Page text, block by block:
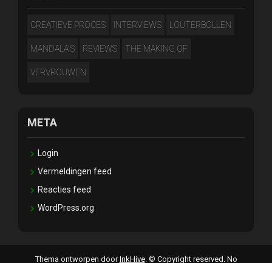
CREATIEVE PROCES INTERVIEWS LOUTERBOLLEN
MANDALA'S REVIEWS THE MAKING OF
VERVROUWEN
META
Login
Vermeldingen feed
Reacties feed
WordPress.org
Thema ontworpen doorInkHive. © Copyright reserved. No